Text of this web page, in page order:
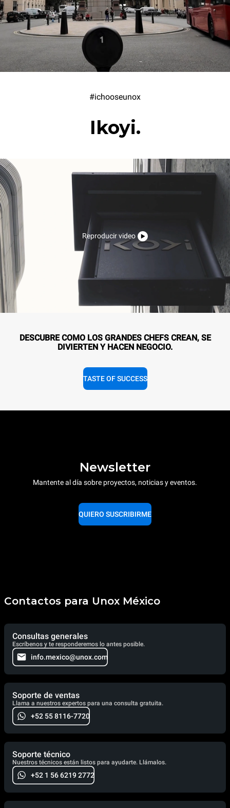
#ichooseunox
Ikoyi.
Reproducir video
DESCUBRE COMO LOS GRANDES CHEFS CREAN, SE
DIVIERTEN Y HACEN NEGOCIO.
TASTE OF SUCCESS
Newsletter
Mantente al día sobre proyectos, noticias y eventos.
QUIERO SUSCRIBIRME
Contactos para Unox México
Consultas generales
Escríbenos y te responderemos lo antes posible.
info.mexico@unox.com
Soporte de ventas
Llama a nuestros expertos para una consulta gratuita.
+52 55 8116-7720
Soporte técnico
Nuestros técnicos están listos para ayudarte. Llámalos.
+52 1 56 6219 2772